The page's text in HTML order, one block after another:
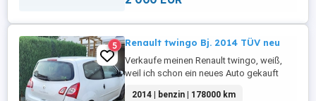
5 Renault twingo Bj. 2014 TÜV neu
Verkaufe meinen Renault twingo, weiß,
weil ich schon ein neues Auto gekauft
tadellos, sehr zuverlässiges Auto, bin sehr
2014 | benzin | 178000 km